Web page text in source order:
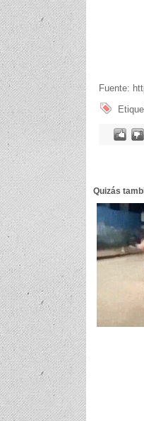
Fuente:
Quizás